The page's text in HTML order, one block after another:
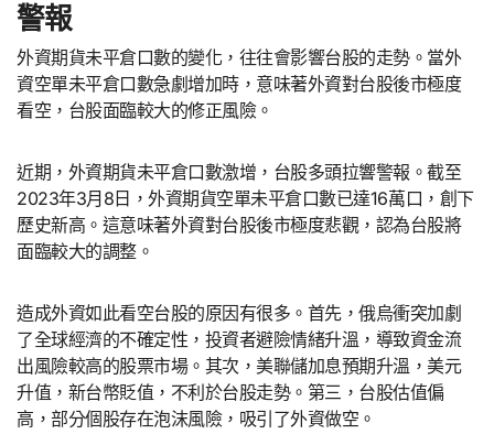
警報
外資期貨未平倉口數的變化，往往會影響台股的走勢。當外
資空單未平倉口數急劇增加時，意味著外資對台股後市極度
看空，台股面臨較大的修正風險。
近期，外資期貨未平倉口數激增，台股多頭拉響警報。截至
2023年3月8日，外資期貨空單未平倉口數已達16萬口，創下
歷史新高。這意味著外資對台股後市極度悲觀，認為台股將
面臨較大的調整。
造成外資如此看空台股的原因有很多。首先，俄烏衝突加劇
了全球經濟的不確定性，投資者避險情緒升溫，導致資金流
出風險較高的股票市場。其次，美聯儲加息預期升溫，美元
升值，新台幣貶值，不利於台股走勢。第三，台股估值偏
高，部分個股存在泡沫風險，吸引了外資做空。